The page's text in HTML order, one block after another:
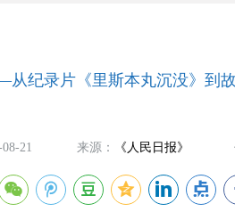
纪录片《里斯本丸沉没》到故
21 来源： 《人民日报》